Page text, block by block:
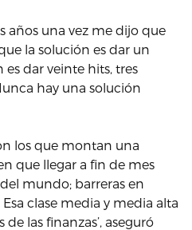
años una vez me dijo que
la solución es dar un
dar veinte hits, tres
hay una solución
los que montan una
que llegar a fin de mes
mundo; barreras en
clase media y media alta
las finanzas’, aseguró